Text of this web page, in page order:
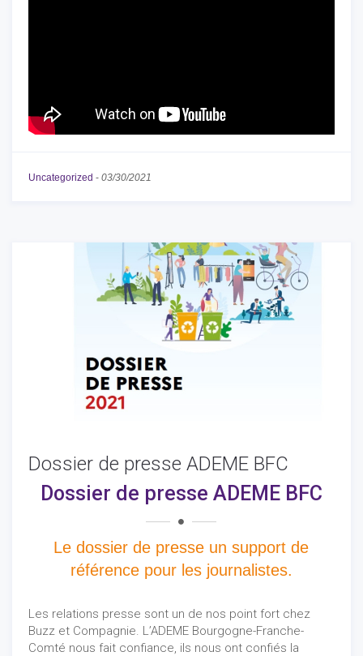
Uncategorized - 03/30/2021
Dossier de presse ADEME BFC
Dossier de presse ADEME BFC
Le dossier de presse un support de
référence pour les journalistes.
Les relations presse sont un de nos point fort chez
Buzz et Compagnie. L’ADEME Bourgogne-Franche-
Comté nous fait confiance, ils nous ont confiés la